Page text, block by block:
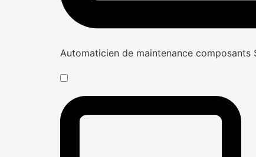
Automaticien de maintenance composants